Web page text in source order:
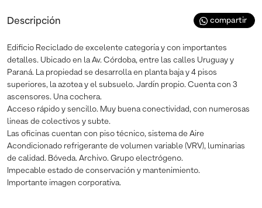
Descripción compartir
Edificio Reciclado de excelente categoría y con importantes
detalles. Ubicado en la Av. Córdoba, entre las calles Uruguay y
Paraná. La propiedad se desarrolla en planta baja y 4 pisos
superiores, la azotea y el subsuelo. Jardín propio. Cuenta con 3
ascensores. Una cochera.
Acceso rápido y sencillo. Muy buena conectividad, con numerosas
lineas de colectivos y subte.
Las oficinas cuentan con piso técnico, sistema de Aire
Acondicionado refrigerante de volumen variable (VRV), luminarias
de calidad. Bóveda. Archivo. Grupo electrógeno.
Impecable estado de conservación y mantenimiento.
Importante imagen corporativa.